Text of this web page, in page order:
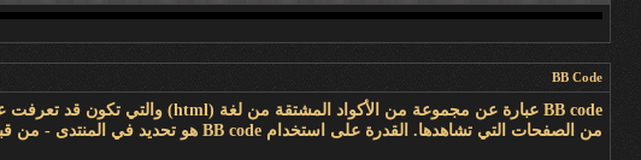
BB Code
من الصفحات التي تشاهدها. القدرة على استخدام BB code هو تحديد في المنتدى - من قبل - المنتدى الأساسي بواسطة الإدارة ، لذا يجب عليك مراجعة قواعد المنتدى عند ارسال رسالة جديدة.